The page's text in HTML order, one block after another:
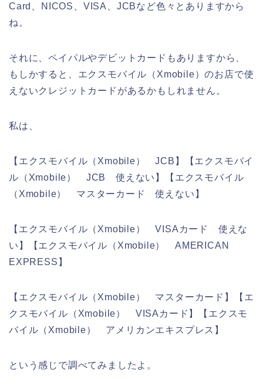
Card、NICOS、VISA、JCBなど色々とありますから
ね。
それに、ペイパルやデビットカードもありますから、
もしかすると、エクスモバイル（Xmobile）のお店で使
えないクレジットカードがあるかもしれません。
私は、
【エクスモバイル（Xmobile） JCB】【エクスモバイ
ル（Xmobile） JCB 使えない】【エクスモバイル
（Xmobile） マスターカード 使えない】
【エクスモバイル（Xmobile） VISAカード 使えな
い】【エクスモバイル（Xmobile） AMERICAN
EXPRESS】
【エクスモバイル（Xmobile） マスターカード】【エ
クスモバイル（Xmobile） VISAカード】【エクスモ
バイル（Xmobile） アメリカンエキスプレス】
という感じで調べてみましたよ。